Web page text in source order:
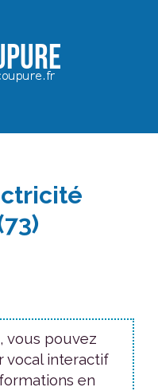
vous pouvez
vocal interactif
en